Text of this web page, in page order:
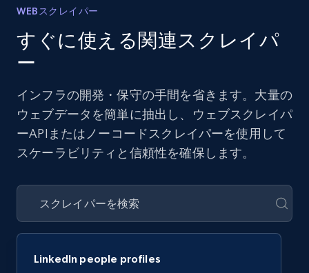
WEBスクレイパー
すぐに使える関連スクレイパ
ー
インフラの開発・保守の手間を省きます。大量の
ウェブデータを簡単に抽出し、ウェブスクレイパ
ーAPIまたはノーコードスクレイパーを使用して
スケーラビリティと信頼性を確保します。
LinkedIn people profiles